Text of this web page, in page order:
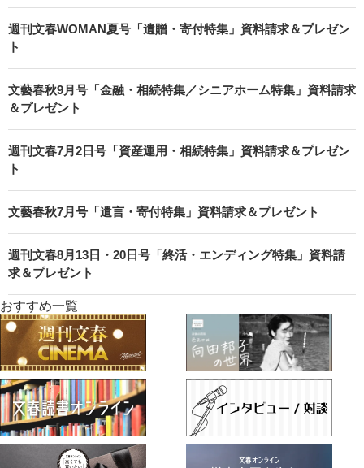
週刊文春WOMAN夏号「遺贈・寄付特集」資料請求＆プレゼン
ト
文藝春秋9月号「金融・相続特集／シニアホーム特集」資料請求
＆プレゼント
週刊文春7月2日号「資産運用・相続特集」資料請求＆プレゼン
ト
文藝春秋7月号「遺言・寄付特集」資料請求＆プレゼント
週刊文春8月13日・20日号「終活・エンディング特集」資料請
求＆プレゼント
おすすめ一覧